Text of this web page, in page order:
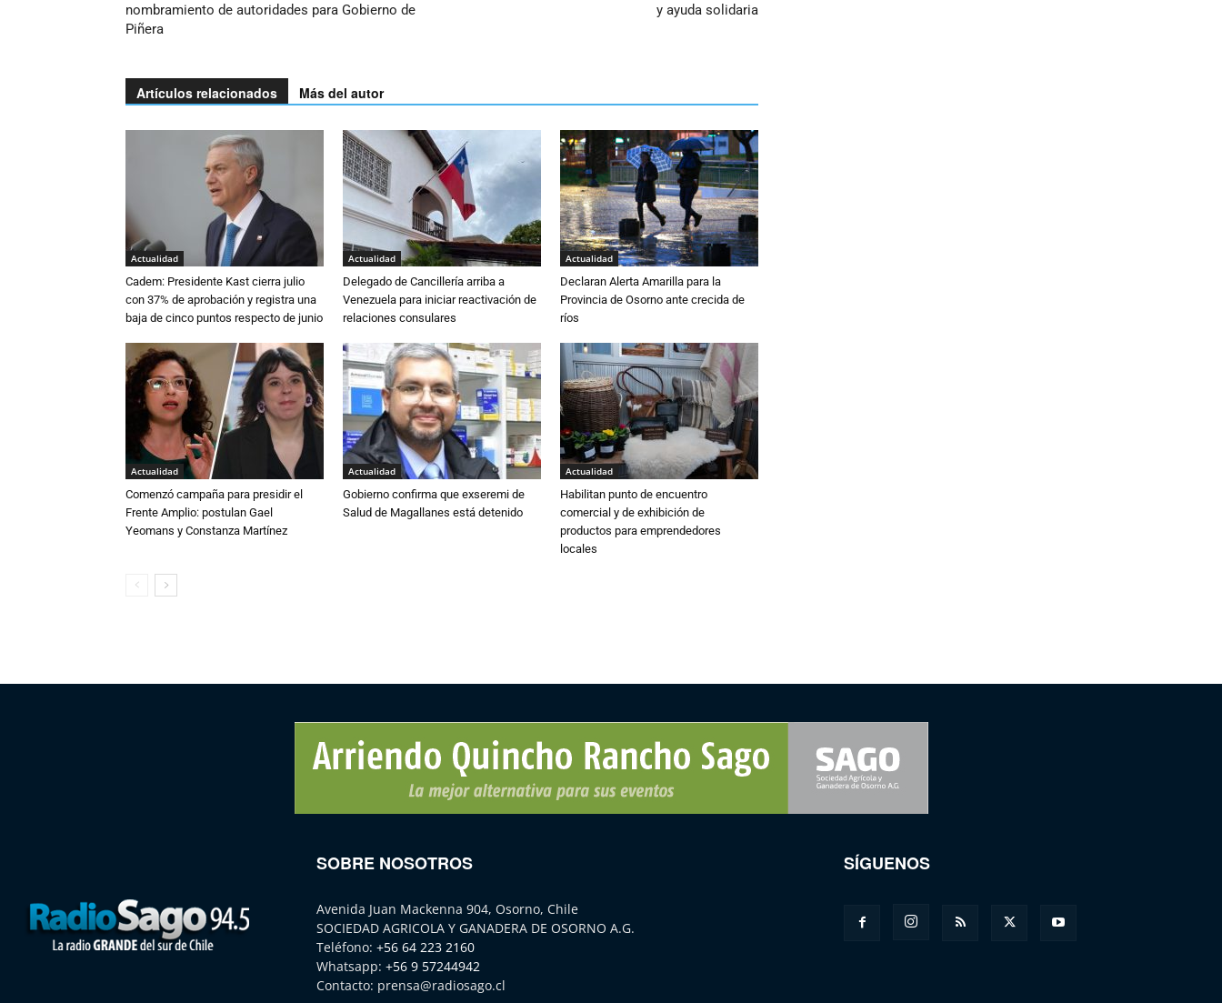
nombramiento de autoridades para Gobierno de
Piñera
y ayuda solidaria
Artículos relacionados Más del autor
Actualidad
Cadem: Presidente Kast cierra julio
con 37% de aprobación y registra una
baja de cinco puntos respecto de junio
Actualidad
Delegado de Cancillería arriba a
Venezuela para iniciar reactivación de
relaciones consulares
Actualidad
Declaran Alerta Amarilla para la
Provincia de Osorno ante crecida de
ríos
Actualidad
Comenzó campaña para presidir el
Frente Amplio: postulan Gael
Yeomans y Constanza Martínez
Actualidad
Gobierno confirma que exseremi de
Salud de Magallanes está detenido
Actualidad
Habilitan punto de encuentro
comercial y de exhibición de
productos para emprendedores
locales
SOBRE NOSOTROS
Avenida Juan Mackenna 904, Osorno, Chile
SOCIEDAD AGRICOLA Y GANADERA DE OSORNO A.G.
Teléfono: +56 64 223 2160
Whatsapp: +56 9 57244942
Contacto: prensa@radiosago.cl
SÍGUENOS